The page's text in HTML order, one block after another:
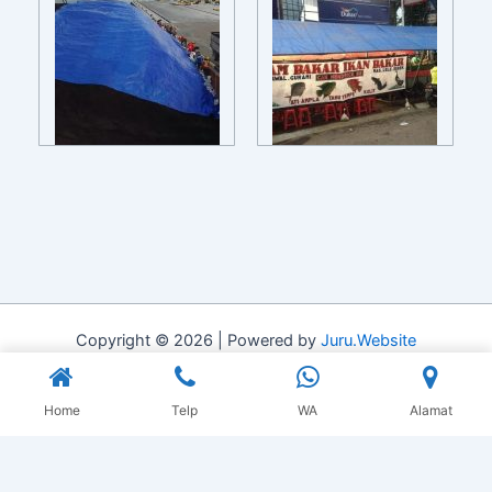
Copyright © 2026 | Powered by Juru.Website
Home Telp WA Alamat